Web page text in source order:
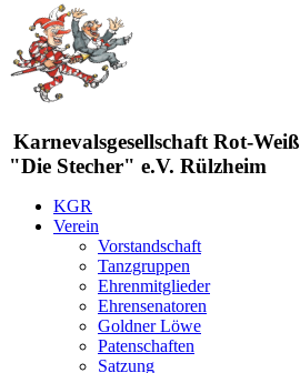
Karnevalsgesellschaft Rot-Weiß
"Die Stecher" e.V. Rülzheim
KGR
Verein
Vorstandschaft
Tanzgruppen
Ehrenmitglieder
Ehrensenatoren
Goldner Löwe
Patenschaften
Satzung